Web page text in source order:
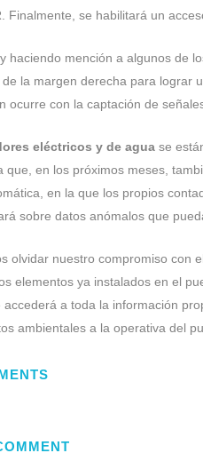
Finalmente, se habilitará un
haciendo mención a algunos de
de la margen derecha para lograr
ocurre con la captación de
eléctricos y de agua se
que, en los próximos meses,
en la que los propios
sobre datos anómalos que
olvidar nuestro compromiso con
elementos ya instalados en el
accederá a toda la información
ambientales a la operativa del